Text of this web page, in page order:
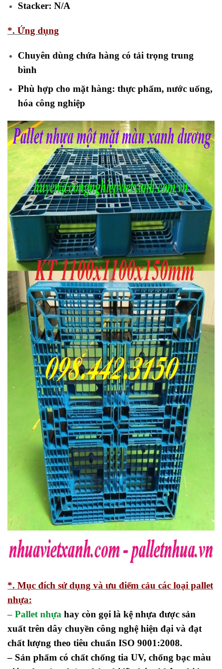
Stacker: N/A
*. Ứng dụng
Chuyên dùng chứa hàng có tải trọng trung
bình
Phù hợp cho mặt hàng: thực phẩm, nước uống,
hóa công nghiệp
*. Mục đích sử dụng và ưu điểm cảu các loại pallet
nhựa:
– Pallet nhựa hay còn gọi là kệ nhựa được sản
xuất trên dây chuyền công nghệ hiện đại và đạt
chất lượng theo tiêu chuẩn ISO 9001:2008.
– Sản phẩm có chất chống tia UV, chống bạc màu